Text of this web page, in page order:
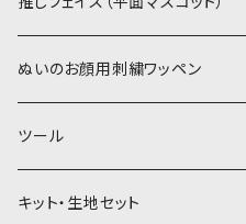
ウィッグボア（8cm）
黄色・クリーム系
ぬいのお顔用刺繍ワッペン
ツール
キット・生地セット